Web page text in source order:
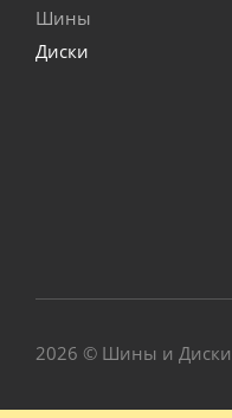
Шины
Диски
2026 © Шины и